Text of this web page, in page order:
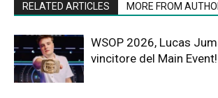
RELATED ARTICLES MORE FROM
WSOP 2026, Lucas
vincitore del Main Event!